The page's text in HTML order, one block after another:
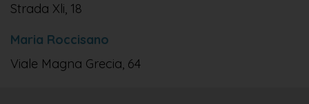
Strada Xli, 18
Maria Roccisano
Viale Magna Grecia, 64